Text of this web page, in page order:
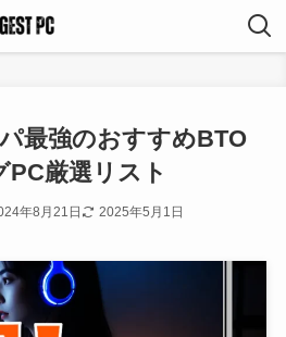
最強のおすすめBTO
PC厳選リスト
年8月21日 2025年5月1日